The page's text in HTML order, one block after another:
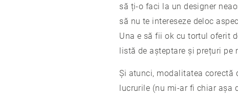
să ți-o faci la un designer
să nu te intereseze deloc
Una e să fii ok cu tortul oferit
listă de așteptare și prețuri pe
Și atunci, modalitatea corectă
lucrurile (nu mi-ar fi chiar așa